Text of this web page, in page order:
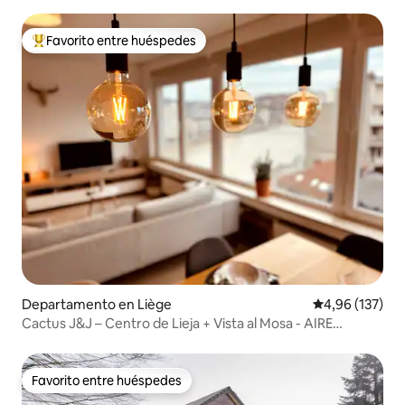
Favorito entre los huéspedes más destacados
Favorito entre huéspedes
Departamento en Liège Calificación
4,96 (137)
Cactus J&J – Centro de Lieja + Vista al Mosa - AIRE
Favorito entre huéspedes
Favorito entre huéspedes